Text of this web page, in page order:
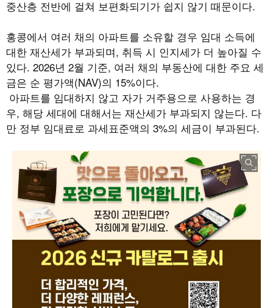
중산층 전반에 걸쳐 보편화되기가 쉽지 않기 때문이다.
홍콩에서 여러 채의 아파트를 소유할 경우 임대 소득에
대한 재산세가 부과되며, 취득 시 인지세가 더 높아질 수
있다. 2026년 2월 기준, 여러 채의 부동산에 대한 주요 세
금은 순 평가액(NAV)의 15%이다.
아파트를 임대하지 않고 자가 거주용으로 사용하는 경
우, 해당 세대에 대해서는 재산세가 부과되지 않는다. 다
만 정부 임대료로 과세표준액의 3%의 세금이 부과된다.